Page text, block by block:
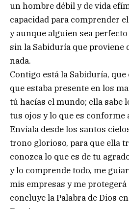
un hombre débil y de vida
capacidad para comprender
y aunque alguien sea
sin la Sabiduría que proviene
nada.
Contigo está la Sabiduría,
que estaba presente en los
tú hacías el mundo; ella sabe
tus ojos y lo que es conforme
Envíala desde los santos
trono glorioso, para que ella
conozca lo que es de tu
y lo comprende todo, me
mis empresas y me
concluye la Palabra de Dios